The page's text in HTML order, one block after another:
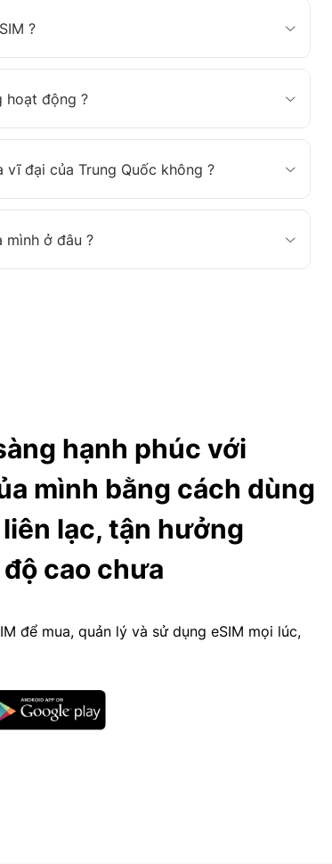
?
hoạt động ?
đại của Trung Quốc không ?
mình ở đâu ?
hạnh phúc với
mình bằng cách dùng
lạc, tận hưởng
cao chưa
để mua, quản lý và sử dụng eSIM mọi lúc,